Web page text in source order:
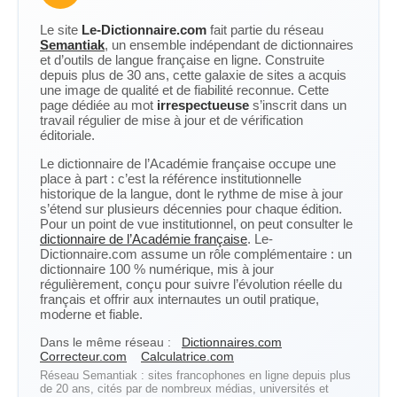
Le site Le-Dictionnaire.com fait partie du réseau
Semantiak, un ensemble indépendant de dictionnaires
et d’outils de langue française en ligne. Construite
depuis plus de 30 ans, cette galaxie de sites a acquis
une image de qualité et de fiabilité reconnue. Cette
page dédiée au mot irrespectueuse s’inscrit dans un
travail régulier de mise à jour et de vérification
éditoriale.
Le dictionnaire de l’Académie française occupe une
place à part : c’est la référence institutionnelle
historique de la langue, dont le rythme de mise à jour
s’étend sur plusieurs décennies pour chaque édition.
Pour un point de vue institutionnel, on peut consulter le
dictionnaire de l’Académie française. Le-
Dictionnaire.com assume un rôle complémentaire : un
dictionnaire 100 % numérique, mis à jour
régulièrement, conçu pour suivre l’évolution réelle du
français et offrir aux internautes un outil pratique,
moderne et fiable.
Dans le même réseau :
Dictionnaires.com
Correcteur.com
Calculatrice.com
Réseau Semantiak : sites francophones en ligne depuis plus
de 20 ans, cités par de nombreux médias, universités et